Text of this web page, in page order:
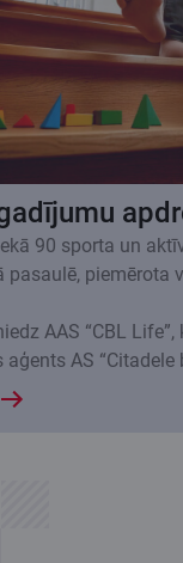
90 sporta un
pasaulē, piemērota
AAS “CBL Life”,
AS “Citadele